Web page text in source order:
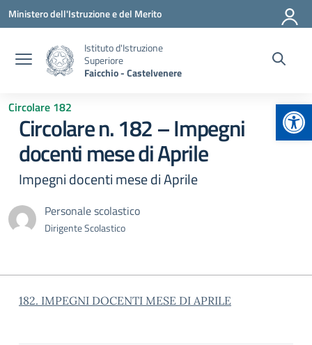
Vai ai contenuti
Vai al menu di navigazione
Vai al footer
Ministero dell'Istruzione e del Merito
Istituto d'Istruzione
Superiore
Faicchio - Castelvenere
Circolare 182
Circolare n. 182 – Impegni
docenti mese di Aprile
Impegni docenti mese di Aprile
Personale scolastico
Dirigente Scolastico
182. IMPEGNI DOCENTI MESE DI APRILE